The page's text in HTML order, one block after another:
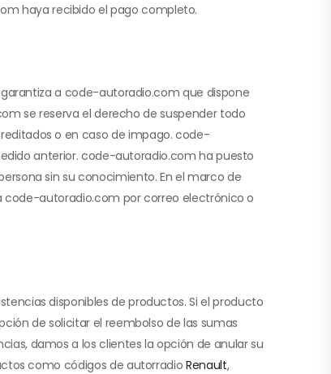
haya recibido el pago completo.
a code-autoradio.com que dispone
se reserva el derecho de suspender todo
o en caso de impago. code-
anterior. code-autoradio.com ha puesto
sin su conocimiento. En el marco de
code-autoradio.com por correo electrónico o
disponibles de productos. Si el producto
de solicitar el reembolso de las sumas
damos a los clientes la opción de anular su
como códigos de autorradioRenault,